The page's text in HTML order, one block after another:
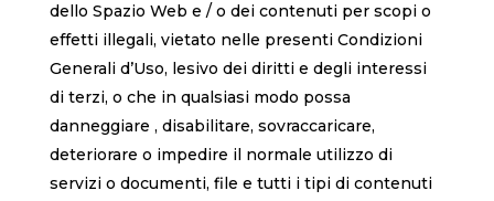
dello Spazio Web e / o dei contenuti per scopi o
effetti illegali, vietato nelle presenti Condizioni
Generali d’Uso, lesivo dei diritti e degli interessi
di terzi, o che in qualsiasi modo possa
danneggiare , disabilitare, sovraccaricare,
deteriorare o impedire il normale utilizzo di
servizi o documenti, file e tutti i tipi di contenuti